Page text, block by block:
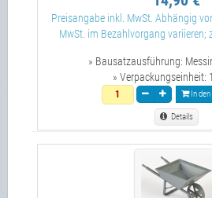
Preisangabe inkl. MwSt. Abhängig
MwSt. im Bezahlvorgang variieren;
» Bausatzausführung:
» Verpackungseinheit:
In den
Details